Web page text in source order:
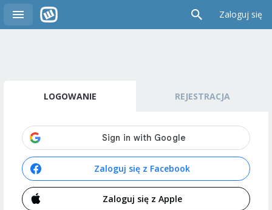
Zaloguj się
LOGOWANIE REJESTRACJA
Zaloguj się z Facebook
Zaloguj się z Apple